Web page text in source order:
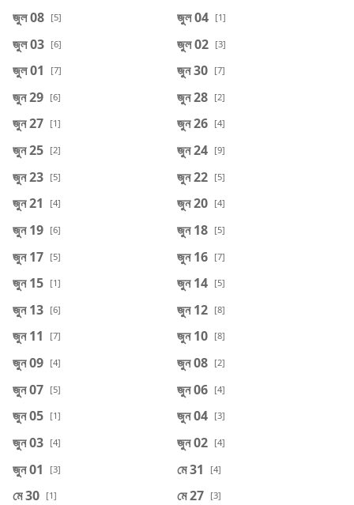
জুল 08 [5] জুল 04 [1]
জুল 03 [6] জুল 02 [3]
জুল 01 [7] জুন 30 [7]
জুন 29 [6] জুন 28 [2]
জুন 27 [1] জুন 26 [4]
জুন 25 [2] জুন 24 [9]
জুন 23 [5] জুন 22 [5]
জুন 21 [4] জুন 20 [4]
জুন 19 [6] জুন 18 [5]
জুন 17 [5] জুন 16 [7]
জুন 15 [1] জুন 14 [5]
জুন 13 [6] জুন 12 [8]
জুন 11 [7] জুন 10 [8]
জুন 09 [4] জুন 08 [2]
জুন 07 [5] জুন 06 [4]
জুন 05 [1] জুন 04 [3]
জুন 03 [4] জুন 02 [4]
জুন 01 [3] মে 31 [4]
মে 30 [1] মে 27 [3]